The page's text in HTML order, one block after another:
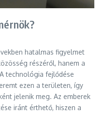
hatalmas figyelmet
részéről, hanem a
technológia fejlődése
ezen a területen, így
jelenik meg. Az emberek
iránt érthető, hiszen a